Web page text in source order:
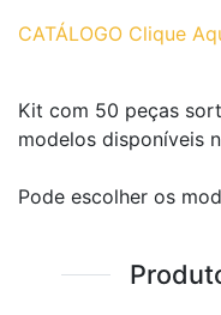
CATÁLOGO Clique
Kit com 50 peças
modelos disponíveis
Pode escolher os